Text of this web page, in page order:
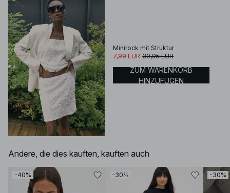
Minirock mit Struktur
7,99 EUR 39,95 EUR
ZUM WARENKORB
HINZUFÜGEN
Andere, die dies kauften, kauften auch
-40% -30% -30%